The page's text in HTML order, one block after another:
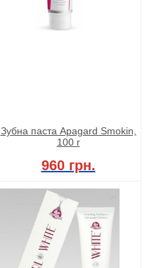
Зубна паста Apagard Smokin,
100 г
960 грн.